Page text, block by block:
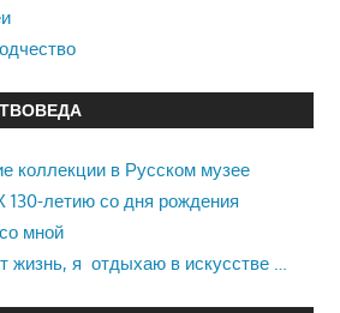
коллекции в Русском музее
130-летию со дня рождения
мной
жизнь, я отдыхаю в искусстве …